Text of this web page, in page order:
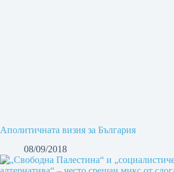
Аполитичната визия за България
08/09/2018